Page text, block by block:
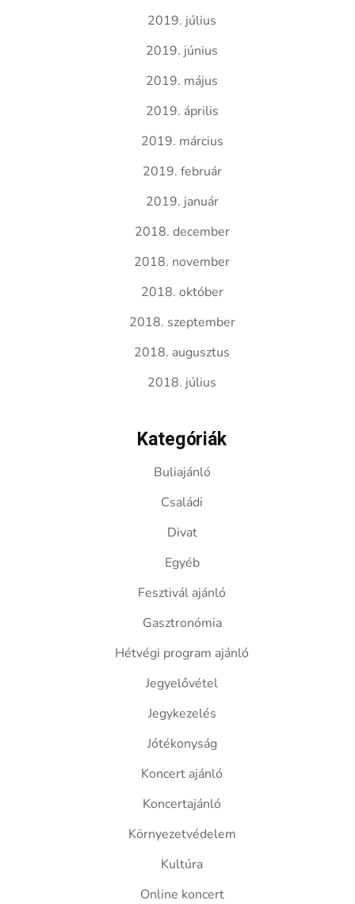
2019. július
2019. június
2019. május
2019. április
2019. március
2019. február
2019. január
2018. december
2018. november
2018. október
2018. szeptember
2018. augusztus
2018. július
Kategóriák
Buliajánló
Családi
Divat
Egyéb
Fesztivál ajánló
Gasztronómia
Hétvégi program ajánló
Jegyelővétel
Jegykezelés
Jótékonyság
Koncert ajánló
Koncertajánló
Környezetvédelem
Kultúra
Online koncert